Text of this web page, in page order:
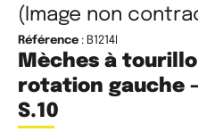
(Image non
Référence : B1214I
Mèches à
rotation gauche –
S.10